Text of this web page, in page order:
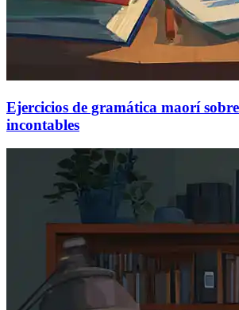
Ejercicios de gramática maorí
incontables